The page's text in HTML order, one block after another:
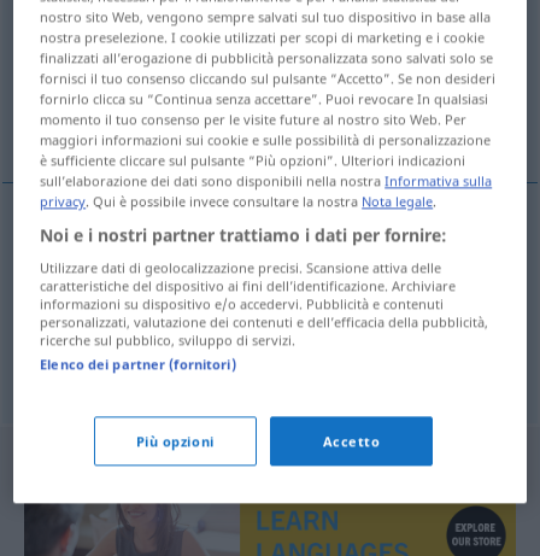
Panoramica di tutte le traduzion
(Fai clic sulla/Tocca traduzione per maggiori dettagli)
lasitud, abatimiento, languidez
lasitud f Mattigkeit
abatimientom Mattigkeit
languidezf Mattigkeit
nostro sito Web, vengono sempre salvati sul tuo dispositivo in base alla
nostra preselezione. I cookie utilizzati per scopi di marketing e i cookie
finalizzati all’erogazione di pubblicità personalizzata sono salvati solo se
fornisci il tuo consenso cliccando sul pulsante “Accetto”. Se non desideri
fornirlo clicca su “Continua senza accettare”. Puoi revocare In qualsiasi
momento il tuo consenso per le visite future al nostro sito Web. Per
maggiori informazioni sui cookie e sulle possibilità di personalizzazione
è sufficiente cliccare sul pulsante “Più opzioni”. Ulteriori indicazioni
sull’elaborazione dei dati sono disponibili nella nostraInformativa sulla
privacy. Qui è possibile invece consultare la nostra Nota legale.
Noi e i nostri partner trattiamo i dati per fornire:
Utilizzare dati di geolocalizzazione precisi. Scansione attiva delle
caratteristiche del dispositivo ai fini dell’identificazione. Archiviare
informazioni su dispositivo e/o accedervi. Pubblicità e contenuti
personalizzati, valutazione dei contenuti e dell’efficacia della pubblicità,
ricerche sul pubblico, sviluppo di servizi.
Elenco dei partner (fornitori)
Più opzioni Accetto